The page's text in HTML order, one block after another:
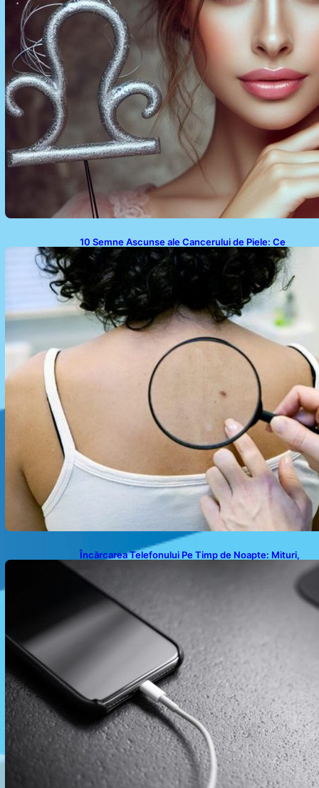
10 Semne Ascunse ale Cancerului de Piele: Ce
Trebuie să Știm pentru a Ne Proteja
Încărcarea Telefonului Pe Timp de Noapte: Mituri,